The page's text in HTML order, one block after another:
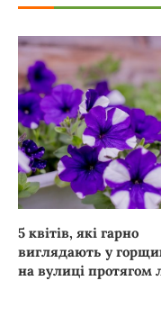
5 квітів, які гарно
виглядають у
на вулиці протягом